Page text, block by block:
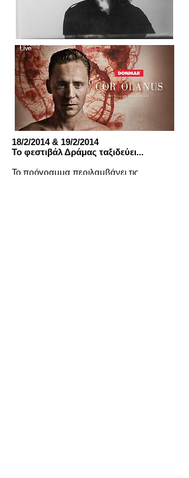
18/2/2014 & 19/2/2014
Το φεστιβάλ Δράμας ταξιδεύει...
Το πρόγραμμα περιλαμβάνει τις